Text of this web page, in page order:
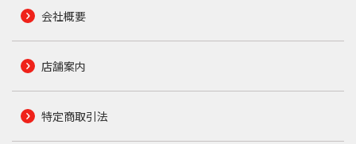
会社概要
店舗案内
特定商取引法